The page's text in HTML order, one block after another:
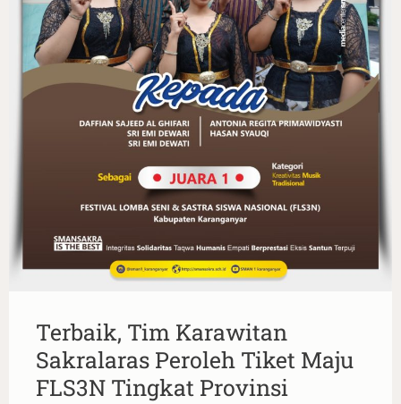
Terbaik, Tim Karawitan
Sakralaras Peroleh Tiket Maju
FLS3N Tingkat Provinsi